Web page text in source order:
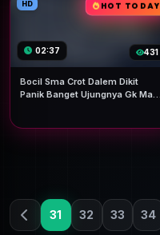
HD
02:37 431
HOT TODAY
Bocil Sma Crot Dalem Dikit
Panik Banget Ujungnya Gk Mau
31 32 33 34